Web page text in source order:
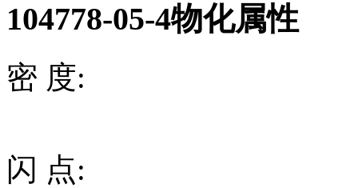
104778-05-4物化属性
密 度:
闪 点: